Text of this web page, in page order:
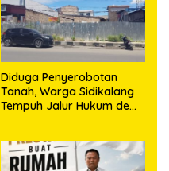
Diduga Penyerobotan
Tanah, Warga Sidikalang
Tempuh Jalur Hukum demi